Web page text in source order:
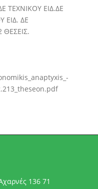
ΤΕΧΝΙΚΟΥ ΕΙΔ.ΔΕ
ΕΙΔ. ΔΕ
136 71